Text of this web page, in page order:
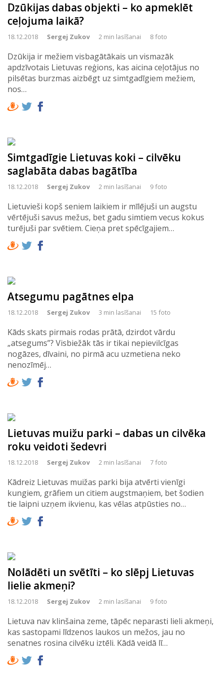
Dzūkijas dabas objekti – ko apmeklēt
ceļojuma laikā?
18.12.2018 Sergej Zukov 2 min lasīšanai 8 foto
Dzūkija ir mežiem visbagātākais un vismazāk
apdzīvotais Lietuvas reģions, kas aicina ceļotājus no
pilsētas burzmas aizbēgt uz simtgadīgiem mežiem,
nos…
Simtgadīgie Lietuvas koki – cilvēku
saglabāta dabas bagātība
18.12.2018 Sergej Zukov 2 min lasīšanai 9 foto
Lietuvieši kopš seniem laikiem ir mīlējuši un augstu
vērtējuši savus mežus, bet gadu simtiem vecus kokus
turējuši par svētiem. Cieņa pret spēcīgajiem…
Atsegumu pagātnes elpa
18.12.2018 Sergej Zukov 3 min lasīšanai 15 foto
Kāds skats pirmais rodas prātā, dzirdot vārdu
„atsegums”? Visbiežāk tās ir tikai nepievilcīgas
nogāzes, dīvaini, no pirmā acu uzmetiena neko
nenozīmēj…
Lietuvas muižu parki – dabas un cilvēka
roku veidoti šedevri
18.12.2018 Sergej Zukov 2 min lasīšanai 7 foto
Kādreiz Lietuvas muižas parki bija atvērti vienīgi
kungiem, grāfiem un citiem augstmaņiem, bet šodien
tie laipni uzņem ikvienu, kas vēlas atpūsties no…
Nolādēti un svētīti – ko slēpj Lietuvas
lielie akmeņi?
18.12.2018 Sergej Zukov 2 min lasīšanai 9 foto
Lietuva nav klinšaina zeme, tāpēc neparasti lieli akmeņi,
kas sastopami līdzenos laukos un mežos, jau no
senatnes rosina cilvēku iztēli. Kādā veidā lī…